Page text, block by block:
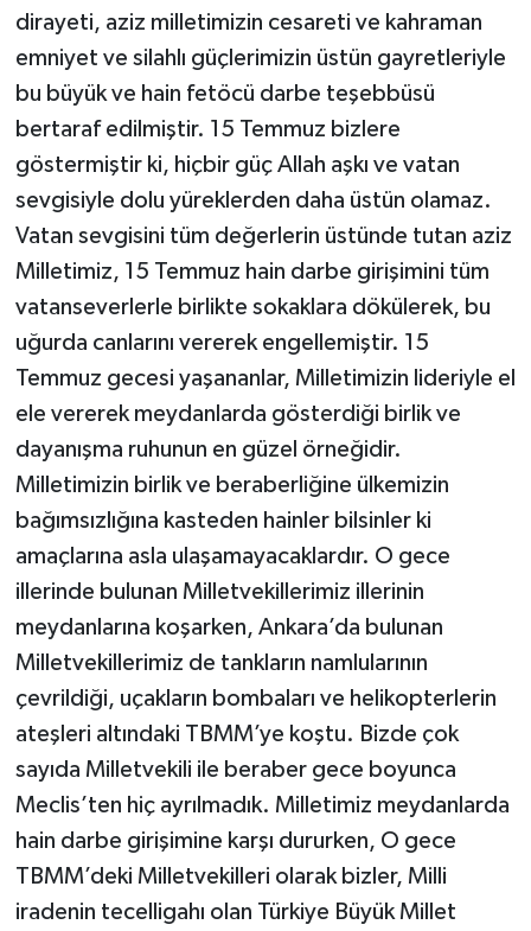
dirayeti, aziz milletimizin cesareti ve kahraman
emniyet ve silahlı güçlerimizin üstün gayretleriyle
bu büyük ve hain fetöcü darbe teşebbüsü
bertaraf edilmiştir. 15 Temmuz bizlere
göstermiştir ki, hiçbir güç Allah aşkı ve vatan
sevgisiyle dolu yüreklerden daha üstün olamaz.
Vatan sevgisini tüm değerlerin üstünde tutan aziz
Milletimiz, 15 Temmuz hain darbe girişimini tüm
vatanseverlerle birlikte sokaklara dökülerek, bu
uğurda canlarını vererek engellemiştir. 15
Temmuz gecesi yaşananlar, Milletimizin lideriyle el
ele vererek meydanlarda gösterdiği birlik ve
dayanışma ruhunun en güzel örneğidir.
Milletimizin birlik ve beraberliğine ülkemizin
bağımsızlığına kasteden hainler bilsinler ki
amaçlarına asla ulaşamayacaklardır. O gece
illerinde bulunan Milletvekillerimiz illerinin
meydanlarına koşarken, Ankara’da bulunan
Milletvekillerimiz de tankların namlularının
çevrildiği, uçakların bombaları ve helikopterlerin
ateşleri altındaki TBMM’ye koştu. Bizde çok
sayıda Milletvekili ile beraber gece boyunca
Meclis’ten hiç ayrılmadık. Milletimiz meydanlarda
hain darbe girişimine karşı dururken, O gece
TBMM’deki Milletvekilleri olarak bizler, Milli
iradenin tecelligahı olan Türkiye Büyük Millet